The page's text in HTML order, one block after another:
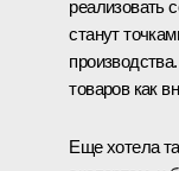
реализовать
станут
товаров как
Еще хотела